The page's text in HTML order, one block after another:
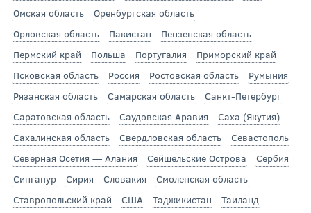
Омская область
Оренбургская область
Орловская область
Пакистан
Пензенская область
Пермский край
Польша Португалия
Приморский край
Псковская область
Россия Ростовская область
Румыния
Рязанская область
Самарская область
Санкт-Петербург
Саратовская область
Саудовская Аравия
Саха (Якутия)
Сахалинская область
Свердловская область
Севастополь
Северная Осетия — Алания
Сейшельские Острова
Сербия
Сингапур
Сирия Словакия
Смоленская область
Ставропольский край
США Таджикистан
Таиланд